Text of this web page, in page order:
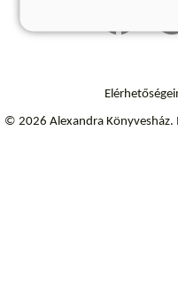
© 2026 Alexandra Könyvesház.